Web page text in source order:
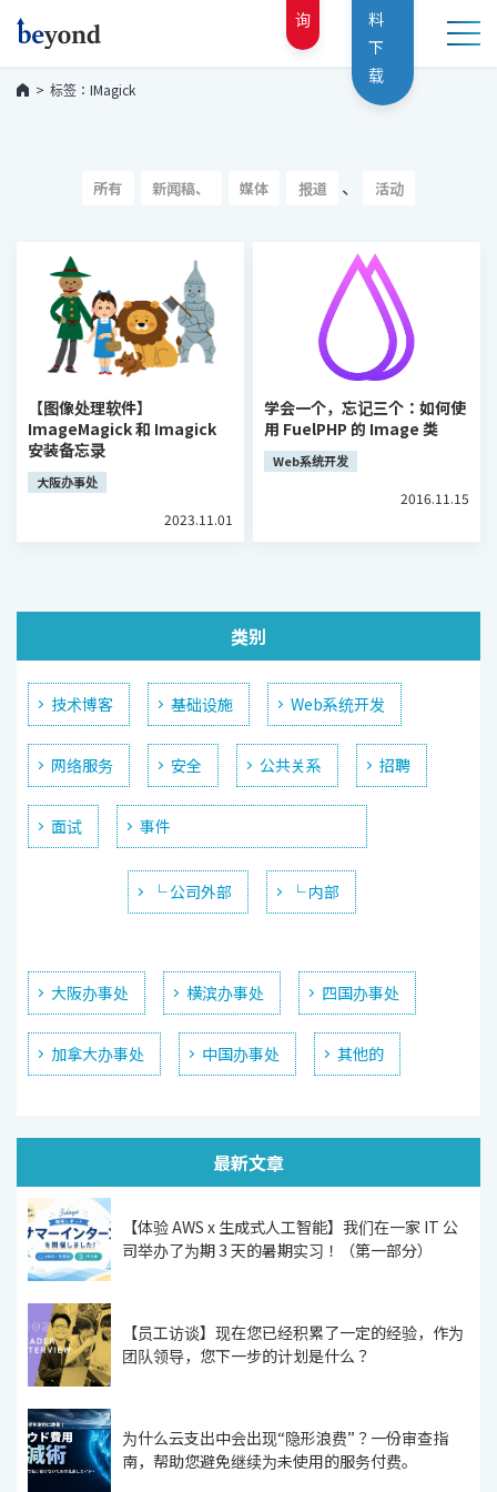
询
料
下
载
标签：IMagick
所有 新闻稿、 媒体 报道 、 活动
【图像处理软件】
ImageMagick 和 Imagick
安装备忘录
大阪办事处
2023.11.01
学会一个，忘记三个：如何使
用 FuelPHP 的 Image 类
Web系统开发
2016.11.15
类别
技术博客 基础设施 Web系统开发
网络服务 安全 公共关系 招聘
面试 事件
└ 公司外部 └ 内部
大阪办事处 横滨办事处 四国办事处
加拿大办事处 中国办事处 其他的
最新文章
【体验 AWS x 生成式人工智能】我们在一家 IT 公
司举办了为期 3 天的暑期实习！（第一部分）
【员工访谈】现在您已经积累了一定的经验，作为
团队领导，您下一步的计划是什么？
为什么云支出中会出现“隐形浪费”？一份审查指
南，帮助您避免继续为未使用的服务付费。